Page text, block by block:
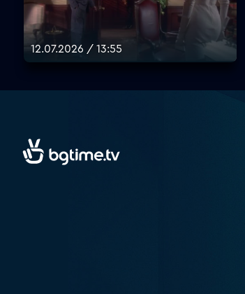
12.07.2026 / 13:55